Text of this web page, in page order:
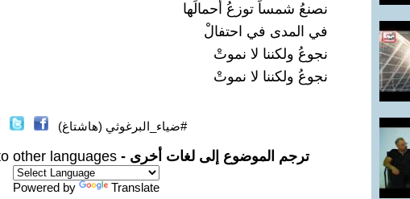
نصنعُ شمساً توزعُ أحمالَها
في المدى في احتفالْ
نجوعُ ولكننا لا نموتْ
نجوعُ ولكننا لا نموتْ
#ضياء_البرغوثي (هاشتاغ)
ترجم الموضوع إلى لغات أخرى - other languages
Powered by Translate